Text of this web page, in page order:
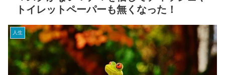
トイレットペーパーも無くなった！
人生